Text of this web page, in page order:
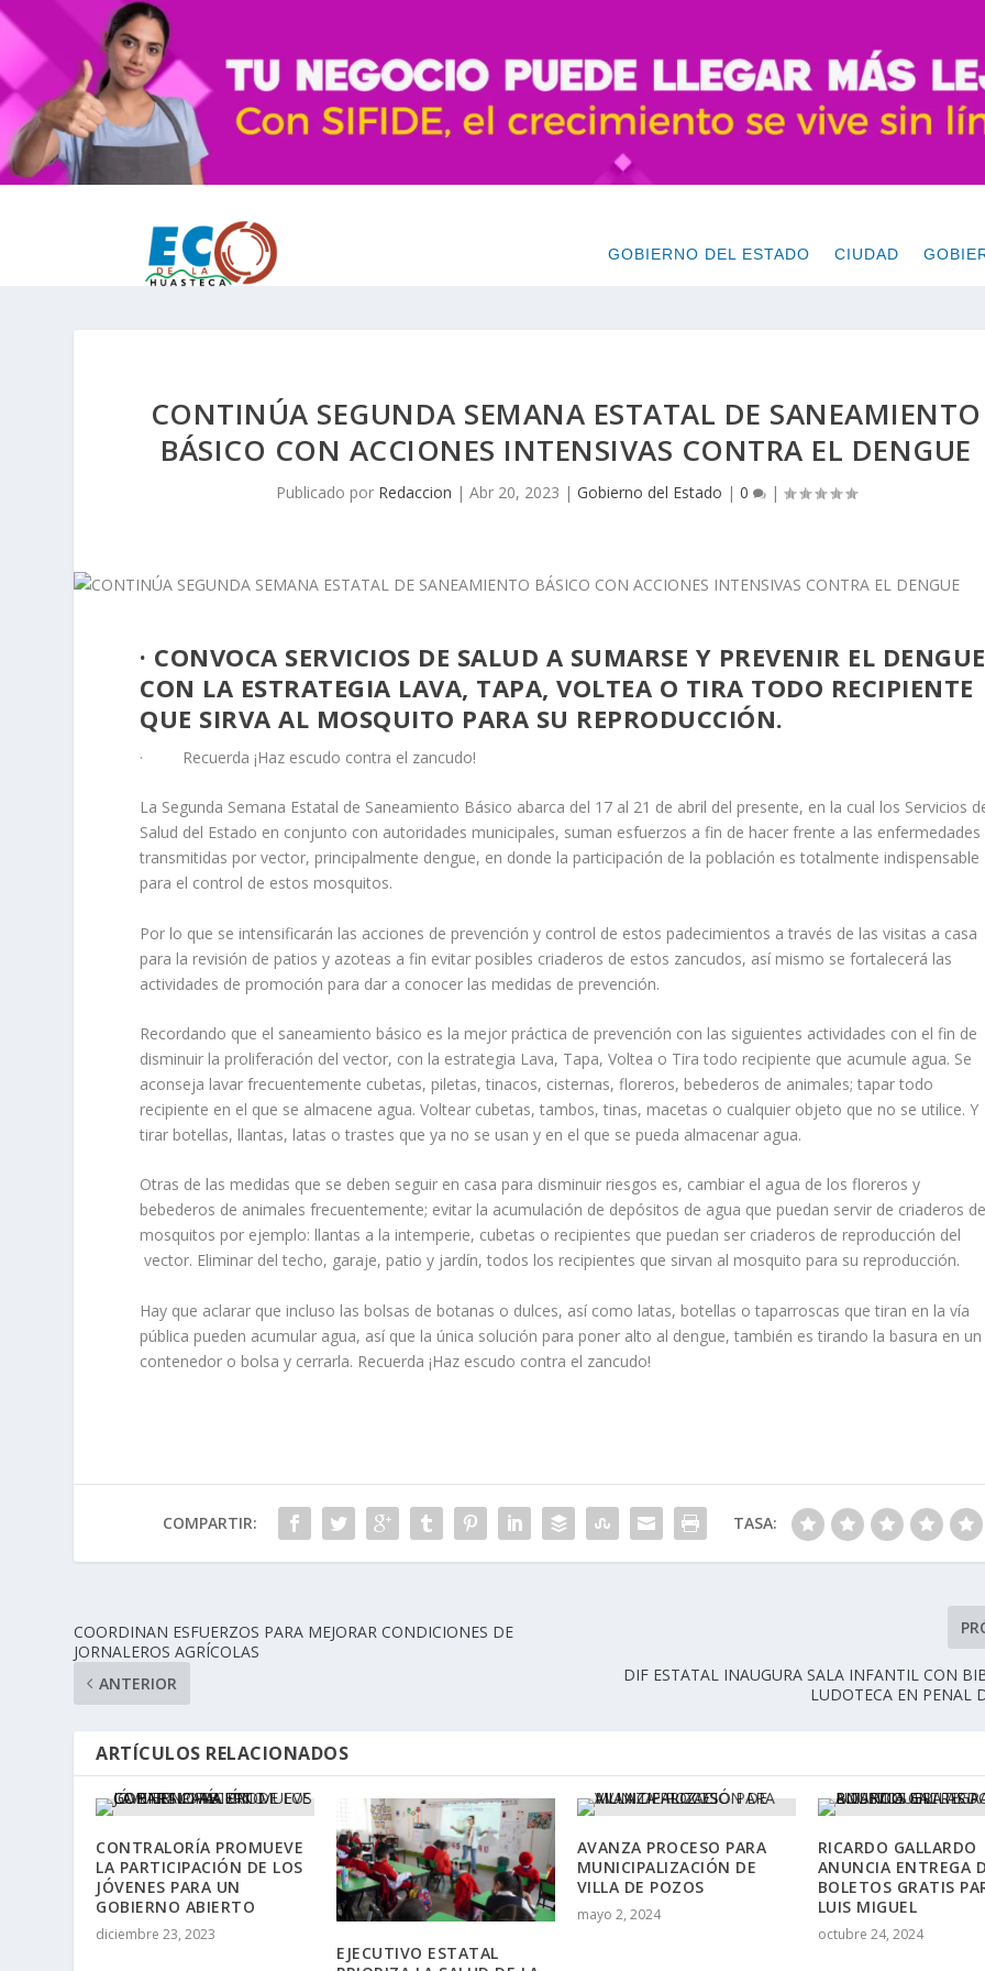
GOBIERNO DEL ESTADO CIUDAD
CONTINÚA SEGUNDA SEMANA ESTATAL DE SANEAMIENTO
BÁSICO CON ACCIONES INTENSIVAS CONTRA EL DENGUE
Publicado por Redaccion | Abr 20, 2023 | Gobierno del Estado | 0 |
· CONVOCA SERVICIOS DE SALUD A SUMARSE Y PREVENIR EL DENGUE
CON LA ESTRATEGIA LAVA, TAPA, VOLTEA O TIRA TODO RECIPIENTE
QUE SIRVA AL MOSQUITO PARA SU REPRODUCCIÓN.
· Recuerda ¡Haz escudo contra el zancudo!
La Segunda Semana Estatal de Saneamiento Básico abarca del 17 al 21 de abril del presente, en la cual los Servicios
Salud del Estado en conjunto con autoridades municipales, suman esfuerzos a fin de hacer frente a las enfermedades
transmitidas por vector, principalmente dengue, en donde la participación de la población es totalmente indispensable
para el control de estos mosquitos.
Por lo que se intensificarán las acciones de prevención y control de estos padecimientos a través de las visitas a casa
para la revisión de patios y azoteas a fin evitar posibles criaderos de estos zancudos, así mismo se fortalecerá las
actividades de promoción para dar a conocer las medidas de prevención.
Recordando que el saneamiento básico es la mejor práctica de prevención con las siguientes actividades con el fin de
disminuir la proliferación del vector, con la estrategia Lava, Tapa, Voltea o Tira todo recipiente que acumule agua. Se
aconseja lavar frecuentemente cubetas, piletas, tinacos, cisternas, floreros, bebederos de animales; tapar todo
recipiente en el que se almacene agua. Voltear cubetas, tambos, tinas, macetas o cualquier objeto que no se utilice. Y
tirar botellas, llantas, latas o trastes que ya no se usan y en el que se pueda almacenar agua.
Otras de las medidas que se deben seguir en casa para disminuir riesgos es, cambiar el agua de los floreros y
bebederos de animales frecuentemente; evitar la acumulación de depósitos de agua que puedan servir de criaderos
mosquitos por ejemplo: llantas a la intemperie, cubetas o recipientes que puedan ser criaderos de reproducción del
vector. Eliminar del techo, garaje, patio y jardín, todos los recipientes que sirvan al mosquito para su reproducción.
Hay que aclarar que incluso las bolsas de botanas o dulces, así como latas, botellas o taparroscas que tiran en la vía
pública pueden acumular agua, así que la única solución para poner alto al dengue, también es tirando la basura en un
contenedor o bolsa y cerrarla. Recuerda ¡Haz escudo contra el zancudo!
COMPARTIR: TASA:
COORDINAN ESFUERZOS PARA MEJORAR CONDICIONES DE
JORNALEROS AGRÍCOLAS
ANTERIOR
DIF ESTATAL INAUGURA SALA INFANTIL CON
LUDOTECA EN PENAL
ARTÍCULOS RELACIONADOS
CONTRALORÍA PROMUEVE
LA PARTICIPACIÓN DE LOS
JÓVENES PARA UN
GOBIERNO ABIERTO
diciembre 23, 2023
EJECUTIVO ESTATAL
AVANZA PROCESO PARA
MUNICIPALIZACIÓN DE
VILLA DE POZOS
mayo 2, 2024
RICARDO GALLARDO
ANUNCIA ENTREGA
BOLETOS GRATIS
LUIS MIGUEL
octubre 24, 2024